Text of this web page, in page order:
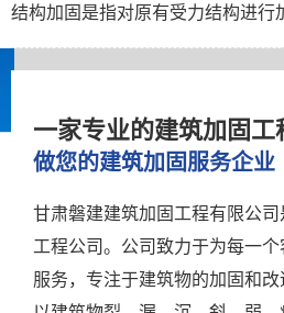
一家专业的建筑加固工
做您的建筑加固服务企业
甘肃磐建建筑加固工程有限公
工程公司。公司致力于为每一
服务，专注于建筑物的加固和改